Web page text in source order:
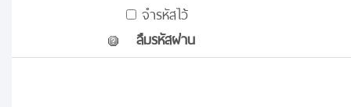
จำรหัสไว้
ลืมรหัสผ่าน